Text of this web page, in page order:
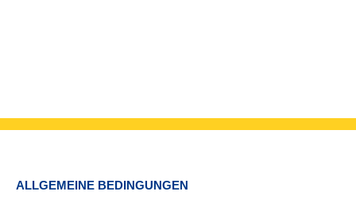
ALLGEMEINE BEDINGUNGEN